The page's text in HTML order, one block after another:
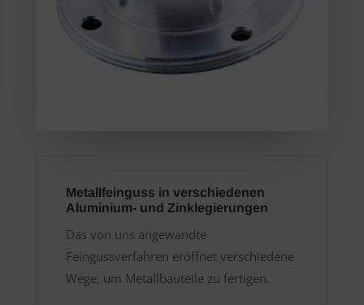
Metallfeinguss in verschiedenen
Aluminium- und Zinklegierungen
Das von uns angewandte
Feingussverfahren eröffnet verschiedene
Wege, um Metallbauteile zu fertigen.